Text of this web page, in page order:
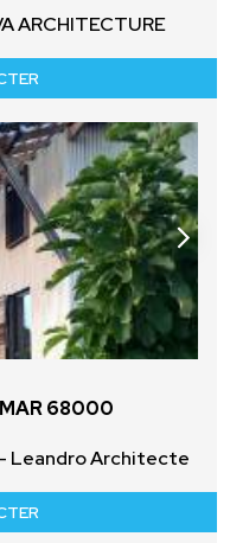
ARCHITECTURE
68000
- Leandro Architecte